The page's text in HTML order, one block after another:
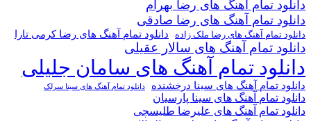
دانلود تمام آهنگ های رضا بهرام
دانلود تمام آهنگ های رضا صادقی
دانلود تمام آهنگ های رضا ملک زاده دانلود تمام آهنگ های رضا کرمی تارا
دانلود تمام آهنگ های سالار عقیلی
دانلود تمام آهنگ های سامان جلیلی
دانلود تمام آهنگ های سینا درخشنده دانلود تمام آهنگ های سینا سرلک
دانلود تمام آهنگ های سینا پارسیان
دانلود تمام آهنگ های علیرضا طلیسچی